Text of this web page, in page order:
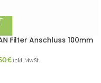
Filter Anschluss 100mm
€ inkl. MwSt